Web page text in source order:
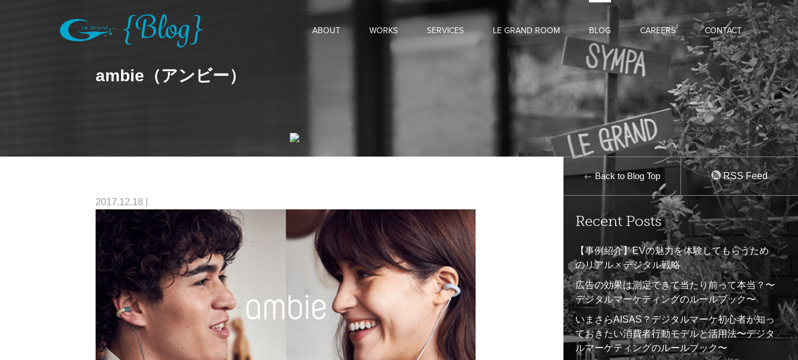
ABOUT WORKS SERVICES LE GRAND ROOM BLOG CAREERS CONTACT
ambie（アンビー）
2017.12.18
Back to Blog Top RSS Feed
Recent Posts
【事例紹介】EVの魅力を体験してもらうため
のリアル × デジタル戦略
広告の効果は測定できて当たり前って本当？〜
デジタルマーケティングのルールブック〜
いまさらAISAS？デジタルマーケ初心者が知っ
ておきたい消費者行動モデルと活用法〜デジタ
ルマーケティングのルールブック〜